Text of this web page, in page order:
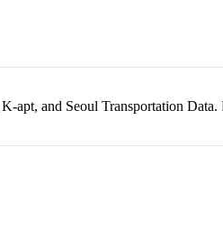
and Seoul Transportation